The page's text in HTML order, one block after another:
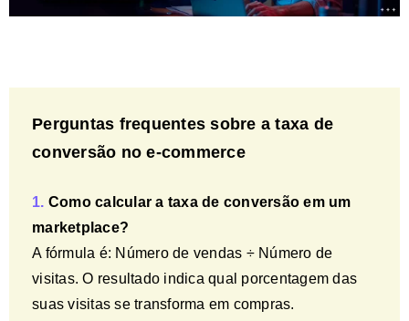
Perguntas frequentes sobre a taxa de
conversão no e-commerce
1. Como calcular a taxa de conversão em um
marketplace?
A fórmula é: Número de vendas ÷ Número de
visitas. O resultado indica qual porcentagem das
suas visitas se transforma em compras.